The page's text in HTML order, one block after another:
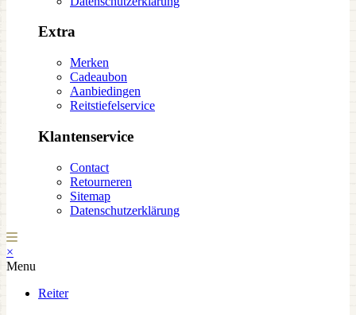
Extra
Merken
Cadeaubon
Aanbiedingen
Reitstiefelservice
Klantenservice
Contact
Retourneren
Sitemap
Datenschutzerklärung
×
Menu
Reiter